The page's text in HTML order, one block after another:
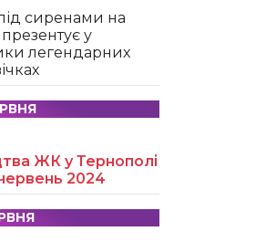
сиренами на
у
легендарних
ЖК у Тернополі
2024